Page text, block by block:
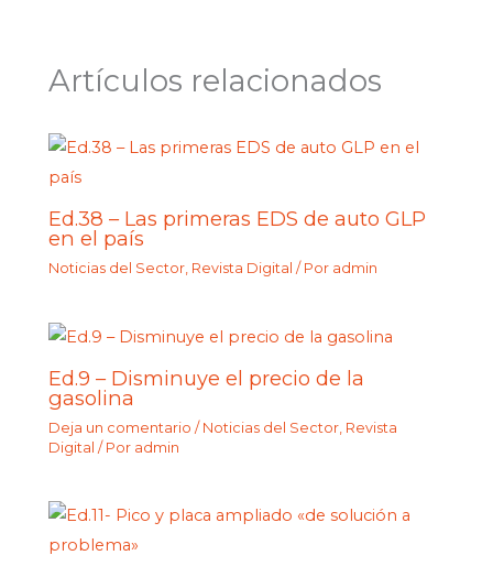
Artículos relacionados
Ed.38 – Las primeras EDS de auto GLP
en el país
Noticias del Sector Revista Digital / Por admin
Ed.9 – Disminuye el precio de la
gasolina
Deja un comentario / Noticias del Sector Revista
Digital / Por admin